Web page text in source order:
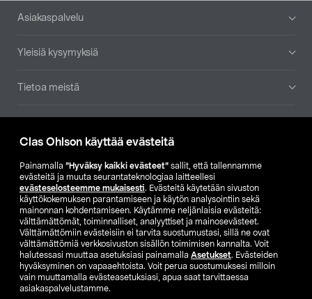
Clas Ohlson käyttää evästeitä
Painamalla ”Hyväksy kaikki evästeet” sallit, että tallennamme
evästeitä ja muuta seurantateknologiaa laitteellesi
evästeselosteemme mukaisesti. Evästeitä käytetään sivuston
käyttökokemuksen parantamiseen ja käytön analysointiin sekä
mainonnan kohdentamiseen. Käytämme neljänlaisia evästeitä:
välttämättömät, toiminnalliset, analyyttiset ja mainosevästeet.
Välttämättömiin evästeisiin ei tarvita suostumustasi, sillä ne ovat
välttämättömiä verkkosivuston sisällön toimimisen kannalta. Voit
halutessasi muuttaa asetuksiasi painamalla Asetukset. Evästeiden
hyväksyminen on vapaaehtoista. Voit perua suostumuksesi milloin
vain muuttamalla evästeasetuksiasi, apua saat tarvittaessa
asiakaspalvelustamme.
Alatunniste
Asiakaspalvelu
Yleisiä kysymyksiä
Tietoa meistä
Etsi myymälä
SE NO FI
FI SV